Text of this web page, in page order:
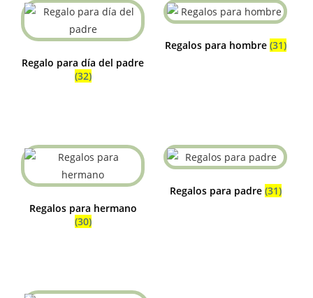
Regalo para día del padre
(32)
Regalos para hombre (31)
Regalos para hermano
(30)
Regalos para padre (31)